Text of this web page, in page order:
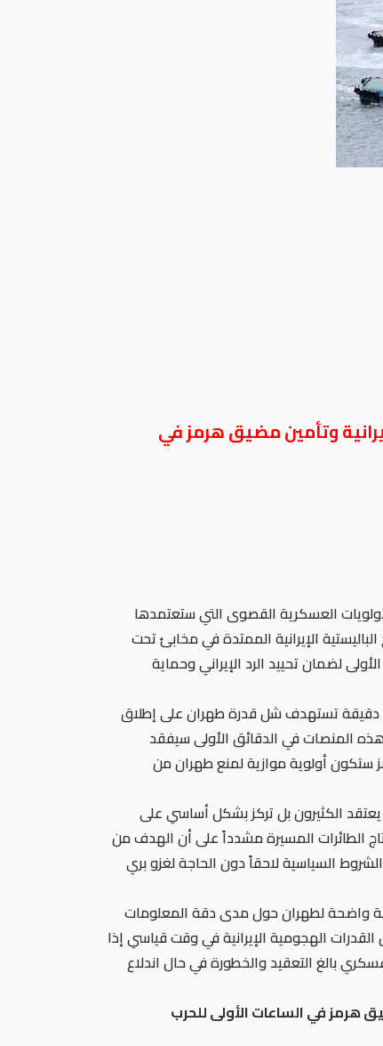
وتأمين مضيق هرمز في
العسكرية القصوى التي ستعتمدها
الإيرانية الممتدة في مخابئ تحت
لضمان تحييد الرد الإيراني وحماية
دقيقة تستهدف شل قدرة طهران على إطلاق
هذه المنصات في الدقائق الأولى سيفقد
ستكون أولوية موازية لمنع طهران من
الكثيرون بل تركز بشكل أساسي على
الطائرات المسيرة مشدداً على أن الهدف من
السياسية لاحقاً دون الحاجة لغزو بري
واضحة لطهران حول مدى دقة المعلومات
الهجومية الإيرانية في وقت قياسي إذا
بالغ التعقيد والخطورة في حال اندلاع
في الساعات الأولى للحرب